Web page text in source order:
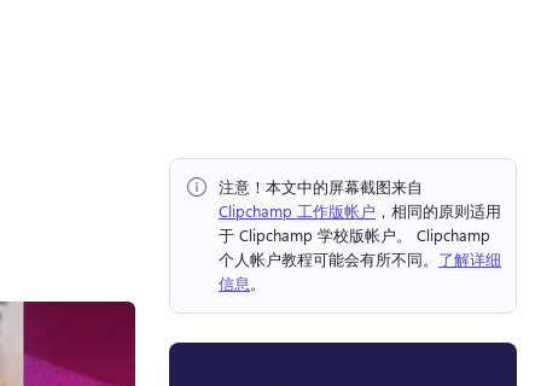
注意！
Clipchamp 工作版帐户 ，相同的原则适用
于 Clipchamp 学校版帐户。 Clipchamp
个人帐户教程可能会有所不同。 了解详细
信息 。